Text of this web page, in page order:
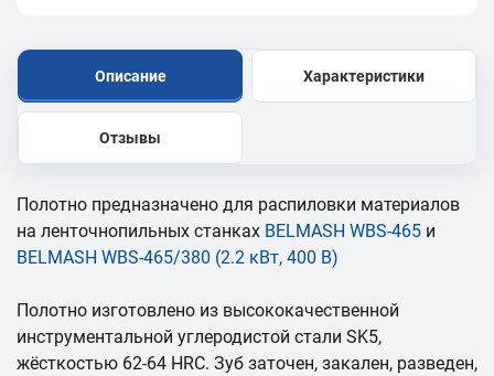
Описание Характеристики
Отзывы
Полотно предназначено для распиловки материалов
на ленточнопильных станках BELMASH WBS-465 и
BELMASH WBS-465/380 (2.2 кВт, 400 В)
Полотно изготовлено из высококачественной
инструментальной углеродистой стали SK5,
жёсткостью 62-64 HRC. Зуб заточен, закален, разведен,